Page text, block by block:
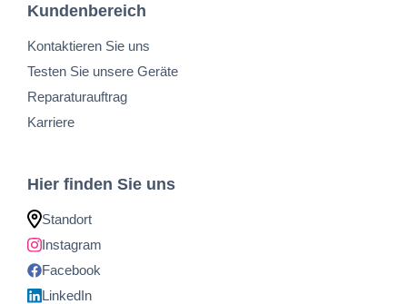
Kundenbereich
Kontaktieren Sie uns
Testen Sie unsere Geräte
Reparaturauftrag
Karriere
Hier finden Sie uns
Standort
Instagram
Facebook
LinkedIn